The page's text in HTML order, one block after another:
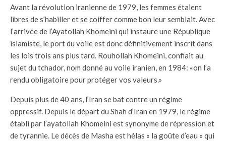
Avant la révolution iranienne de 1979, les femmes étaient
libres de s’habiller et se coiffer comme bon leur semblait. Avec
l’arrivée de l’Ayatollah Khomeini qui instaure une République
islamiste, le port du voile est donc définitivement inscrit dans
les lois trois ans plus tard. Rouhollah Khomeini, confiait au
sujet du tchador, nom donné au voile iranien, en 1984: «on l’a
rendu obligatoire pour protéger vos valeurs.»
Depuis plus de 40 ans, l’Iran se bat contre un régime
oppressif. Depuis le départ du Shah d’Iran en 1979, le régime
établi par l’ayatollah Khomeini est synonyme de répression et
de tyrannie. Le décès de Masha est hélas « la goûte d’eau » qui